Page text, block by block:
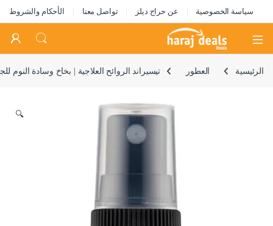
سياسة الخصوصية عن حراج ديلز تواصل معنا الأحكام والشروط
Open
الرئيسية العطور تيسيراند الروائح العلاجية | بخاخ وسادة النوم
🔍